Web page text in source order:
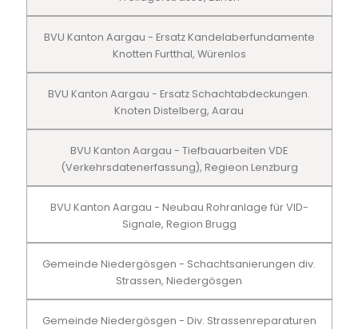
BVU Kanton Aargau - Ersatz Kandelaberfundamente
Knotten Furtthal, Würenlos
BVU Kanton Aargau - Ersatz Schachtabdeckungen.
Knoten Distelberg, Aarau
BVU Kanton Aargau - Tiefbauarbeiten VDE
(Verkehrsdatenerfassung), Regieon Lenzburg
BVU Kanton Aargau - Neubau Rohranlage für VID-
Signale, Region Brugg
Gemeinde Niedergösgen - Schachtsanierungen div.
Strassen, Niedergösgen
Gemeinde Niedergösgen - Div. Strassenreparaturen